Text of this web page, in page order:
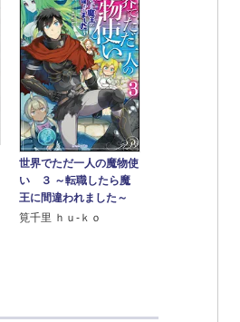
世界でただ一人の魔物使
い ３ ～転職したら魔
王に間違われました～
筧千里 ｈｕ‐ｋｏ